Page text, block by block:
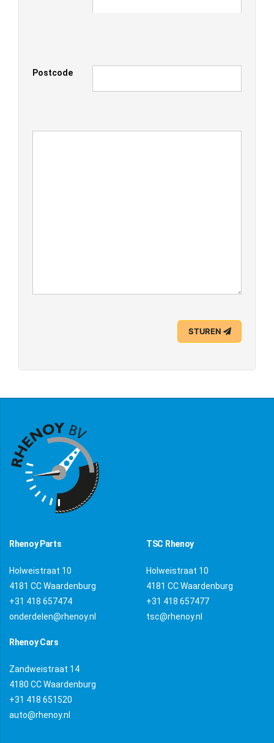
Postcode
STUREN
Rhenoy Parts
Holweistraat 10
4181 CC Waardenburg
+31 418 657474
onderdelen@rhenoy.nl
TSC Rhenoy
Holweistraat 10
4181 CC Waardenburg
+31 418 657477
tsc@rhenoy.nl
Rhenoy Cars
Zandweistraat 14
4180 CC Waardenburg
+31 418 651520
auto@rhenoy.nl